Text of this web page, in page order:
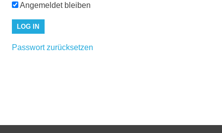
Angemeldet bleiben
Passwort zurücksetzen